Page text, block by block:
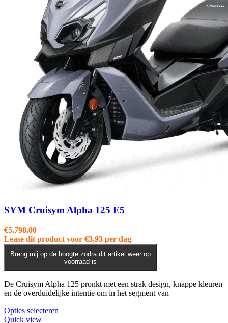
SYM Cruisym Alpha 125 E5
€5.798,00
Lease dit product voor €3,93 per dag
Breng mij op de hoogte zodra dit artikel weer op
voorraad is
De Cruisym Alpha 125 pronkt met een strak design, knappe kleuren
en de overduidelijke intentie om in het segment van
Opties selecteren
Quick view